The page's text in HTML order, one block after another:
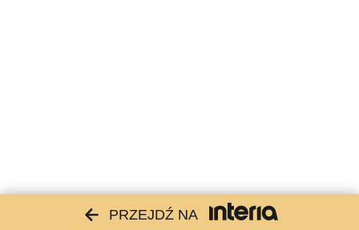
PRZEJDŹ NA